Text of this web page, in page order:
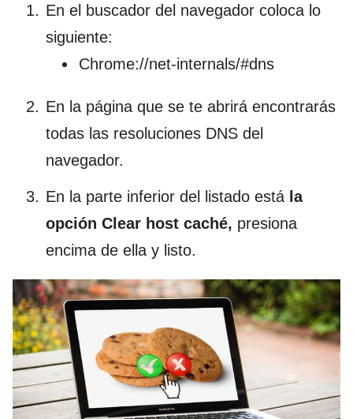
En el buscador del navegador coloca lo
siguiente:
Chrome://net-internals/#dns
En la página que se te abrirá encontrarás
todas las resoluciones DNS del
navegador.
En la parte inferior del listado está la
opción Clear host caché, presiona
encima de ella y listo.